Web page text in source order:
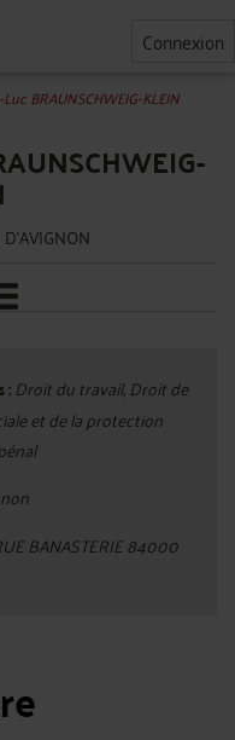
Connexion
BRAUNSCHWEIG-KLEIN
:Droit du travail, Droit de
et de la protection
BANASTERIE 84000